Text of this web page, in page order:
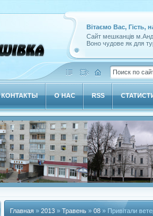
Вітаємо Вас, Гість,
Сайт мешканців
Воно чудове як для
КОНТАКТЫ О НАС RSS
Главная» 2013 » Травень » 08» Привітали